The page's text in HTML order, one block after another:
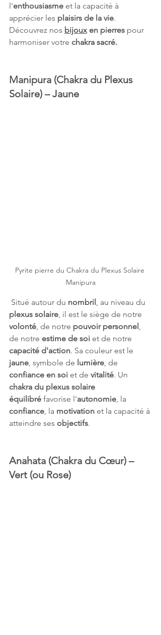
l'enthousiasme et la capacité à
apprécier les plaisirs de la vie.
Découvrez nos bijoux en pierres pour
harmoniser votre chakra sacré.
Manipura (Chakra du Plexus
Solaire) – Jaune
Pyrite pierre du Chakra du Plexus Solaire
Manipura
Situé autour du nombril , au niveau du
plexus solaire , il est le siège de notre
volonté , de notre pouvoir personnel
de notre estime de soi et de notre
capacité d'action. Sa couleur est le
jaune , symbole de lumière , de
confiance en soi et de vitalité. Un
chakra du plexus solaire
équilibré favorise l'autonomie , la
confiance , la motivation et la capacité à
atteindre ses objectifs.
Anahata (Chakra du Cœur) –
Vert (ou Rose)